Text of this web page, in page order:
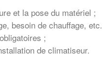
et la pose du matériel ;
besoin de chauffage, etc.
;
de climatiseur.